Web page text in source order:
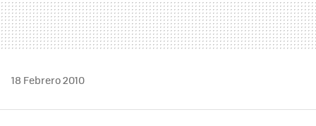
18 Febrero 2010